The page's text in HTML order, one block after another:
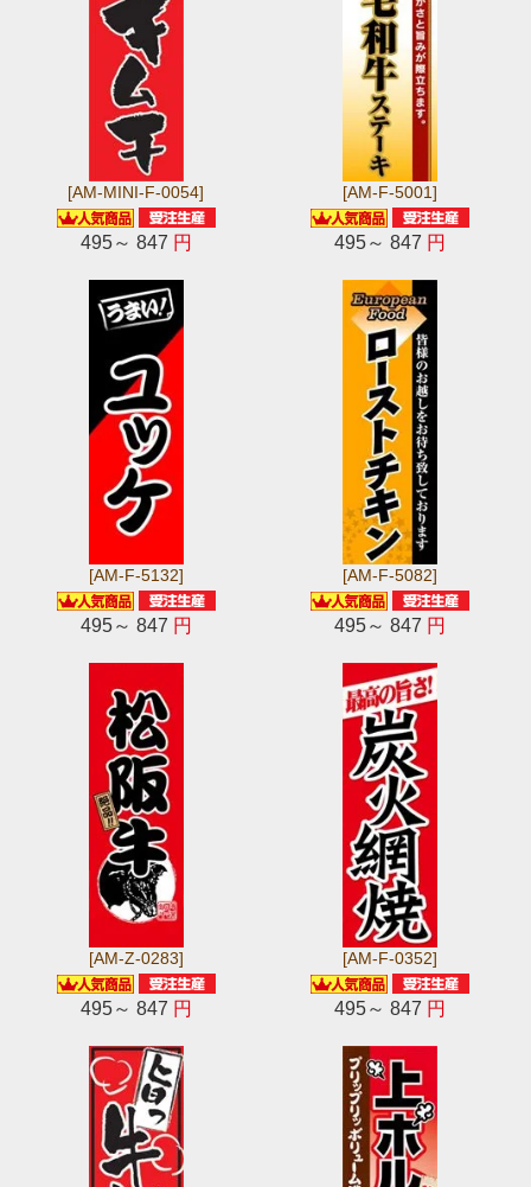
[AM-MINI-F-0054]
495～ 847 円
[AM-F-5001]
495～ 847 円
[AM-F-5132]
495～ 847 円
[AM-F-5082]
495～ 847 円
[AM-Z-0283]
495～ 847 円
[AM-F-0352]
495～ 847 円